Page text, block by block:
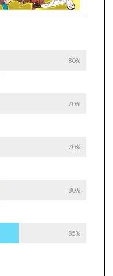
80%
70%
70%
80%
85%